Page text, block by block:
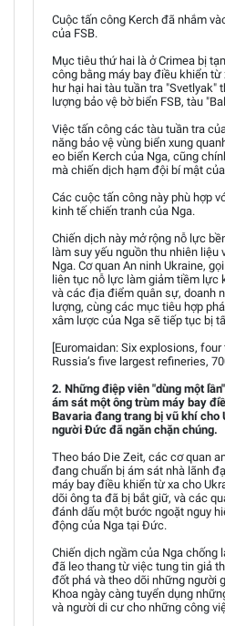
Cuộc tấn công Kerch đã nhắm
của FSB.
Mục tiêu thứ hai là ở Crimea bị
công bằng máy bay điều khiển
hư hại hai tàu tuần tra "Svetlyak"
lượng bảo vệ bờ biển FSB, tàu
Việc tấn công các tàu tuần tra
năng bảo vệ vùng biển xung
eo biển Kerch của Nga, cũng
mà chiến dịch hạm đội bí mật
Các cuộc tấn công này phù hợp
kinh tế chiến tranh của Nga.
Chiến dịch này mở rộng nỗ lực
làm suy yếu nguồn thu nhiên liệu
Nga. Cơ quan An ninh Ukraine,
liên tục nỗ lực làm giảm tiềm lực
và các địa điểm quân sự, doanh
lượng, cùng các mục tiêu hợp
xâm lược của Nga sẽ tiếp tục bị
[Euromaidan: Six explosions,
Russia’s five largest refineries,
2. Những điệp viên "dùng một
ám sát một ông trùm máy bay
Bavaria đang trang bị vũ khí
người Đức đã ngăn chặn chúng.
Theo báo Die Zeit, các cơ quan
đang chuẩn bị ám sát nhà lãnh
máy bay điều khiển từ xa cho
dõi ông ta đã bị bắt giữ, và các
đánh dấu một bước ngoặt nguy
động của Nga tại Đức.
Chiến dịch ngầm của Nga chống
đã leo thang từ việc tung tin giả
đốt phá và theo dõi những người
Khoa ngày càng tuyển dụng
và người di cư cho những công